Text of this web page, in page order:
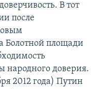
В тот
после
Болотной площади
народного доверия.
2012 года) Путин